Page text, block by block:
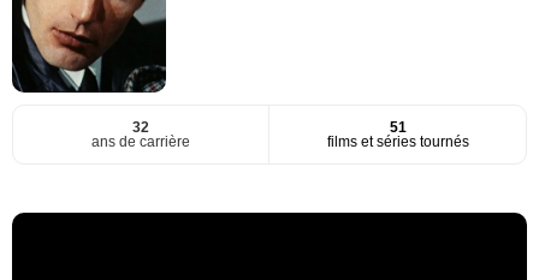
32
ans de carrière
51
films et séries tournés